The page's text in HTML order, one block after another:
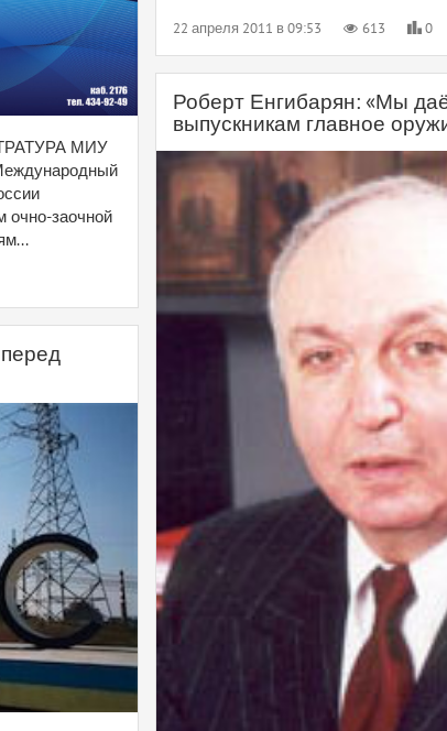
МИУ
очно-заочной
22 апреля 2011 в 09:53 613 0
Роберт Енгибарян: «Мы
выпускникам главное